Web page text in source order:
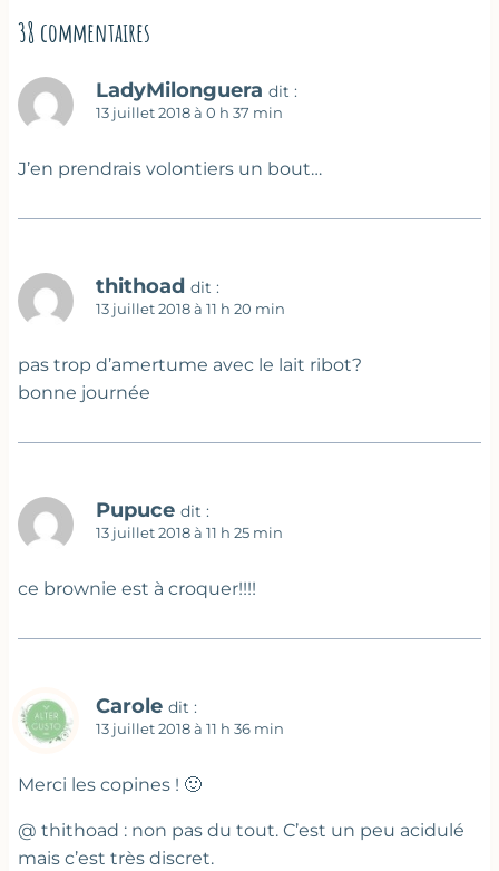
38 commentaires
LadyMilonguera dit :
13 juillet 2018 à 0 h 37 min
J’en prendrais volontiers un bout…
thithoad dit :
13 juillet 2018 à 11 h 20 min
pas trop d’amertume avec le lait ribot?
bonne journée
Pupuce dit :
13 juillet 2018 à 11 h 25 min
ce brownie est à croquer!!!!
Carole dit :
13 juillet 2018 à 11 h 36 min
Merci les copines ! 🙂
@ thithoad : non pas du tout. C’est un peu acidulé
mais c’est très discret.